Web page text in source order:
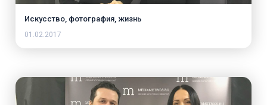
Искусство, фотография, жизнь
01.02.2017